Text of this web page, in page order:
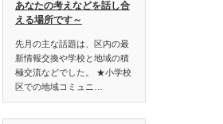
あなたの考えなどを話し合
える場所です～
先月の主な話題は、区内の最
新情報交換や学校と地域の積
極交流などでした。 ★小学校
区での地域コミュニ…